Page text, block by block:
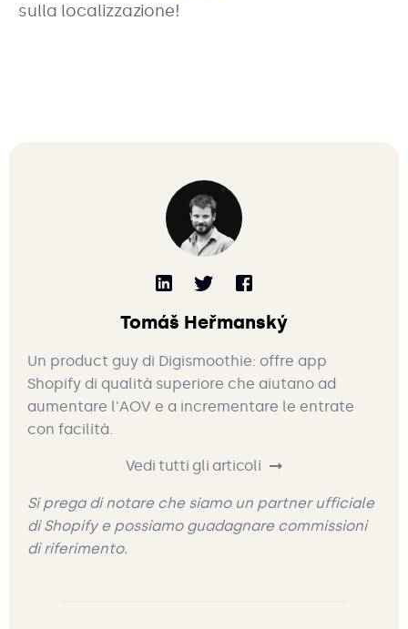
sulla localizzazione!
Tomáš Heřmanský
Un product guy di Digismoothie: offre app
Shopify di qualità superiore che aiutano ad
aumentare l'AOV e a incrementare le entrate
con facilità.
Vedi tutti gli articoli
Si prega di notare che siamo un partner ufficiale
di Shopify e possiamo guadagnare commissioni
di riferimento.